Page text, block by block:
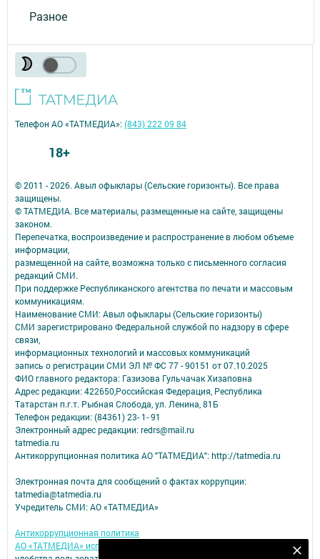
Разное
© 2011 - 2026. Авыл офыклары (Сельские горизонты). Все права
защищены.
© ТАТМЕДИА. Все материалы, размещенные на сайте, защищены
законом.
Перепечатка, воспроизведение и распространение в любом объеме
информации,
размещенной на сайте, возможна только с письменного согласия
редакций СМИ.
При поддержке Республиканского агентства по печати и массовым
коммуникациям.
Наименование СМИ: Авыл офыклары (Сельские горизонты)
СМИ зарегистрировано Федеральной службой по надзору в сфере
связи,
информационных технологий и массовых коммуникаций
запись о регистрации СМИ ЭЛ № ФС 77 - 90151 от 07.10.2025
ФИО главного редактора: Газизова Гульчачак Хизаповна
Адрес редакции: 422650,Российская Федерация, Республика
Татарстан п.г.т. Рыбная Слобода, ул. Ленина, 81Б
Телефон редакции: (84361) 23- 1- 91
Электронный адрес редакции: redrs@mail.ru
tatmedia.ru
Антикоррупционная политика АО "ТАТМЕДИА": http://tatmedia.ru
Электронная почта для сообщений о фактах коррупции:
tatmedia@tatmedia.ru
Учредитель СМИ: АО «ТАТМЕДИА»
Антикоррупционная политика
АО «ТАТМЕДИА» использует «cookie»
для персонализации сервисов и
Телефон АО «ТАТМЕДИА»:(843) 222 09 84
18+